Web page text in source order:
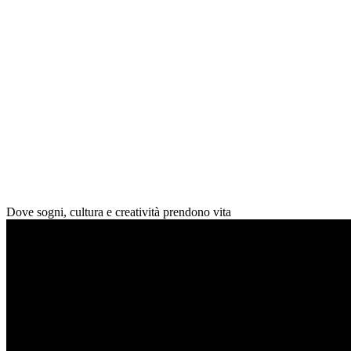
Dove sogni, cultura e creatività prendono vita